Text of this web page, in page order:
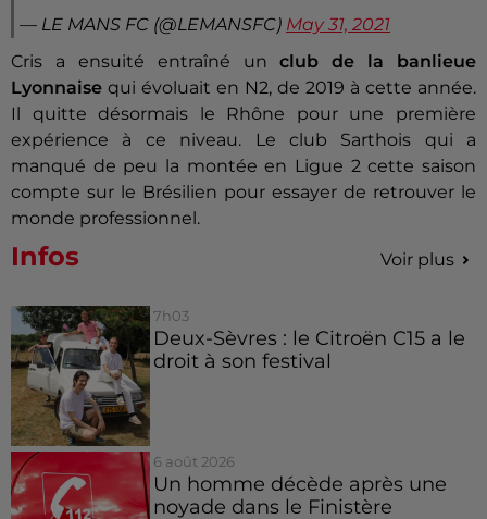
— LE MANS FC (@LEMANSFC) May 31, 2021
Cris a ensuité entraîné unclub de la banlieue
Lyonnaise qui évoluait en N2, de 2019 à cette année.
Il quitte désormais le Rhône pour une première
expérience à ce niveau. Le club Sarthois qui a
manqué de peu la montée en Ligue 2 cette saison
compte sur le Brésilien pour essayer de retrouver le
monde professionnel.
Infos Voir plus
7h03
Deux-Sèvres : le Citroën C15 a le
droit à son festival
6 août 2026
Un homme décède après une
noyade dans le Finistère